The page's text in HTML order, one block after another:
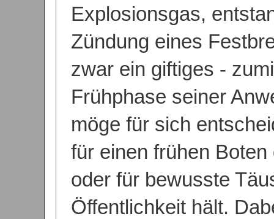
Explosionsgas,
Zündung eines
zwar ein giftiges -
Frühphase seiner
möge für sich
für einen frühen
oder für bewusste
Öffentlichkeit hält.